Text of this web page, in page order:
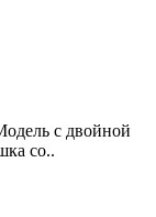
с двойной
со..